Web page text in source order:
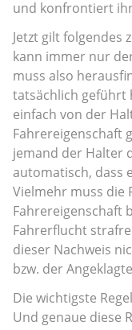
und konfrontiert
Jetzt gilt folgendes
kann immer nur
muss also
tatsächlich geführt
einfach von der
Fahrereigenschaft
jemand der Halter
automatisch, dass
Vielmehr muss die
Fahrereigenschaft
Fahrerflucht
dieser Nachweis
bzw. der
Die wichtigste
Und genaue diese